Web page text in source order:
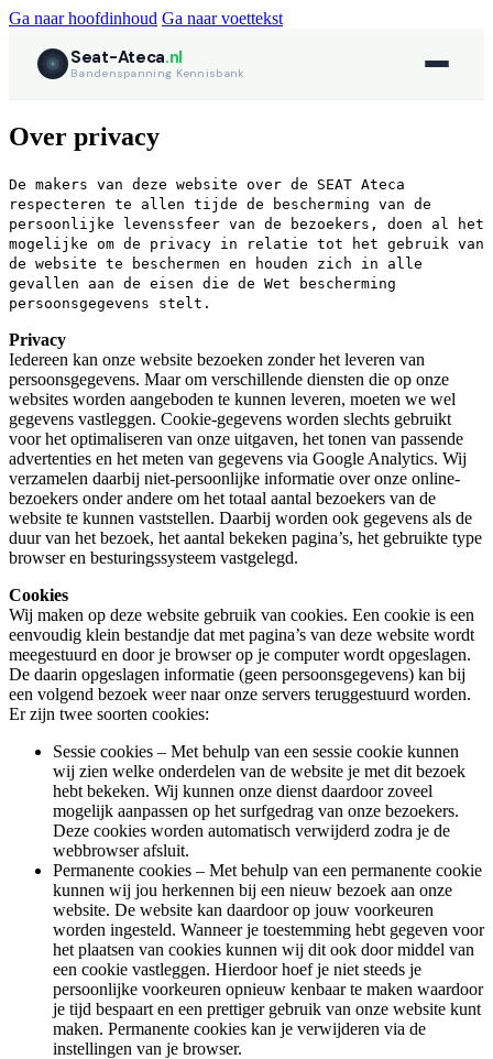
Ga naar hoofdinhoud Ga naar voettekst
Seat-Ateca.nl
Bandenspanning Kennisbank
Over privacy
De makers van deze website over de SEAT Ateca
respecteren te allen tijde de bescherming van de
persoonlijke levenssfeer van de bezoekers, doen al het
mogelijke om de privacy in relatie tot het gebruik van
de website te beschermen en houden zich in alle
gevallen aan de eisen die de Wet bescherming
persoonsgegevens stelt.
Privacy
Iedereen kan onze website bezoeken zonder het leveren van
persoonsgegevens. Maar om verschillende diensten die op onze
websites worden aangeboden te kunnen leveren, moeten we wel
gegevens vastleggen. Cookie-gegevens worden slechts gebruikt
voor het optimaliseren van onze uitgaven, het tonen van passende
advertenties en het meten van gegevens via Google Analytics. Wij
verzamelen daarbij niet-persoonlijke informatie over onze online-
bezoekers onder andere om het totaal aantal bezoekers van de
website te kunnen vaststellen. Daarbij worden ook gegevens als de
duur van het bezoek, het aantal bekeken pagina’s, het gebruikte type
browser en besturingssysteem vastgelegd.
Cookies
Wij maken op deze website gebruik van cookies. Een cookie is een
eenvoudig klein bestandje dat met pagina’s van deze website wordt
meegestuurd en door je browser op je computer wordt opgeslagen.
De daarin opgeslagen informatie (geen persoonsgegevens) kan bij
een volgend bezoek weer naar onze servers teruggestuurd worden.
Er zijn twee soorten cookies:
Sessie cookies – Met behulp van een sessie cookie kunnen
wij zien welke onderdelen van de website je met dit bezoek
hebt bekeken. Wij kunnen onze dienst daardoor zoveel
mogelijk aanpassen op het surfgedrag van onze bezoekers.
Deze cookies worden automatisch verwijderd zodra je de
webbrowser afsluit.
Permanente cookies – Met behulp van een permanente cookie
kunnen wij jou herkennen bij een nieuw bezoek aan onze
website. De website kan daardoor op jouw voorkeuren
worden ingesteld. Wanneer je toestemming hebt gegeven voor
het plaatsen van cookies kunnen wij dit ook door middel van
een cookie vastleggen. Hierdoor hoef je niet steeds je
persoonlijke voorkeuren opnieuw kenbaar te maken waardoor
je tijd bespaart en een prettiger gebruik van onze website kunt
maken. Permanente cookies kan je verwijderen via de
instellingen van je browser.